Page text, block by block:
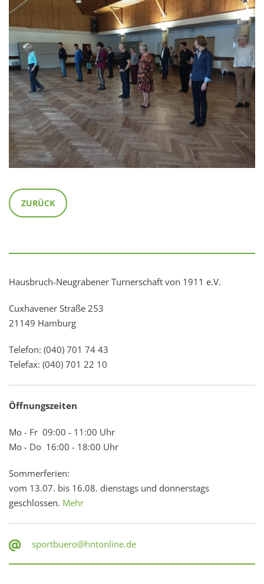
ZURÜCK
Hausbruch-Neugrabener Turnerschaft von 1911 e.V.
Cuxhavener Straße 253
21149 Hamburg
Telefon: (040) 701 74 43
Telefax: (040) 701 22 10
Öffnungszeiten
Mo - Fr 09:00 - 11:00 Uhr
Mo - Do 16:00 - 18:00 Uhr
Sommerferien:
vom 13.07. bis 16.08. dienstags und donnerstags
geschlossen. Mehr
sportbuero@hntonline.de